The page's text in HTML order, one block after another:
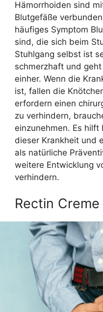
Hämorrhoiden sind
Blutgefäße
häufiges Symptom
sind, die sich beim
Stuhlgang selbst ist
schmerzhaft und
einher. Wenn die
ist, fallen die
erfordern einen
zu verhindern,
einzunehmen. Es hilft
dieser Krankheit und
als natürliche
weitere Entwicklung
verhindern.
Rectin